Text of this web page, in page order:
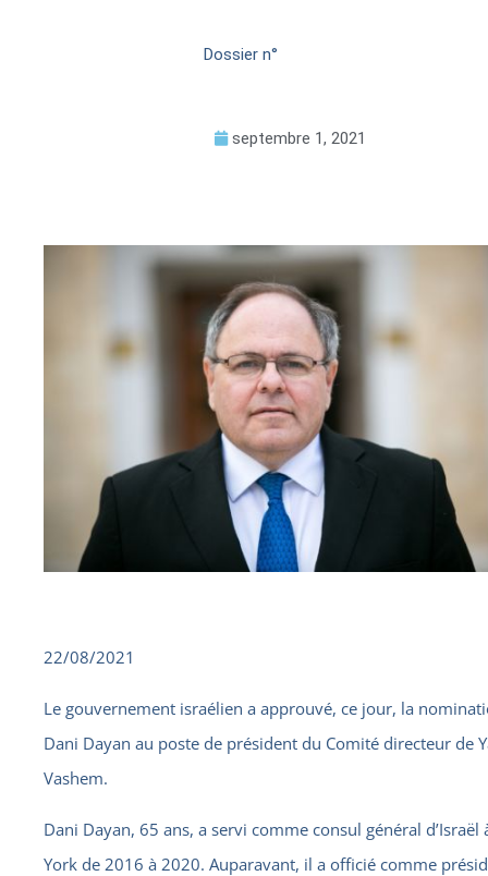
Dossier n°
septembre 1, 2021
22/08/2021
Le gouvernement israélien a approuvé, ce jour, la
Dani Dayan au poste de président du Comité directeur de
Vashem.
Dani Dayan, 65 ans, a servi comme consul général d’Israël
York de 2016 à 2020. Auparavant, il a officié comme